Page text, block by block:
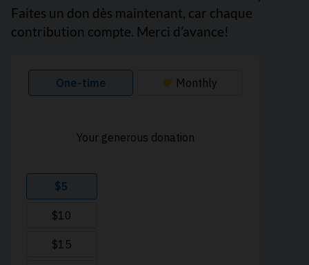
Faites un don dès maintenant, car chaque
contribution compte. Merci d’avance!